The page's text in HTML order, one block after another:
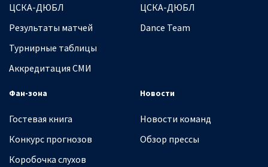
ЦСКА-ДЮБЛ
Результаты матчей
Турнирные таблицы
Аккредитация СМИ
ЦСКА-ДЮБЛ
Dance Team
Фан-зона
Гостевая книга
Конкурс прогнозов
Коробочка слухов
Новости
Новости команд
Обзор прессы